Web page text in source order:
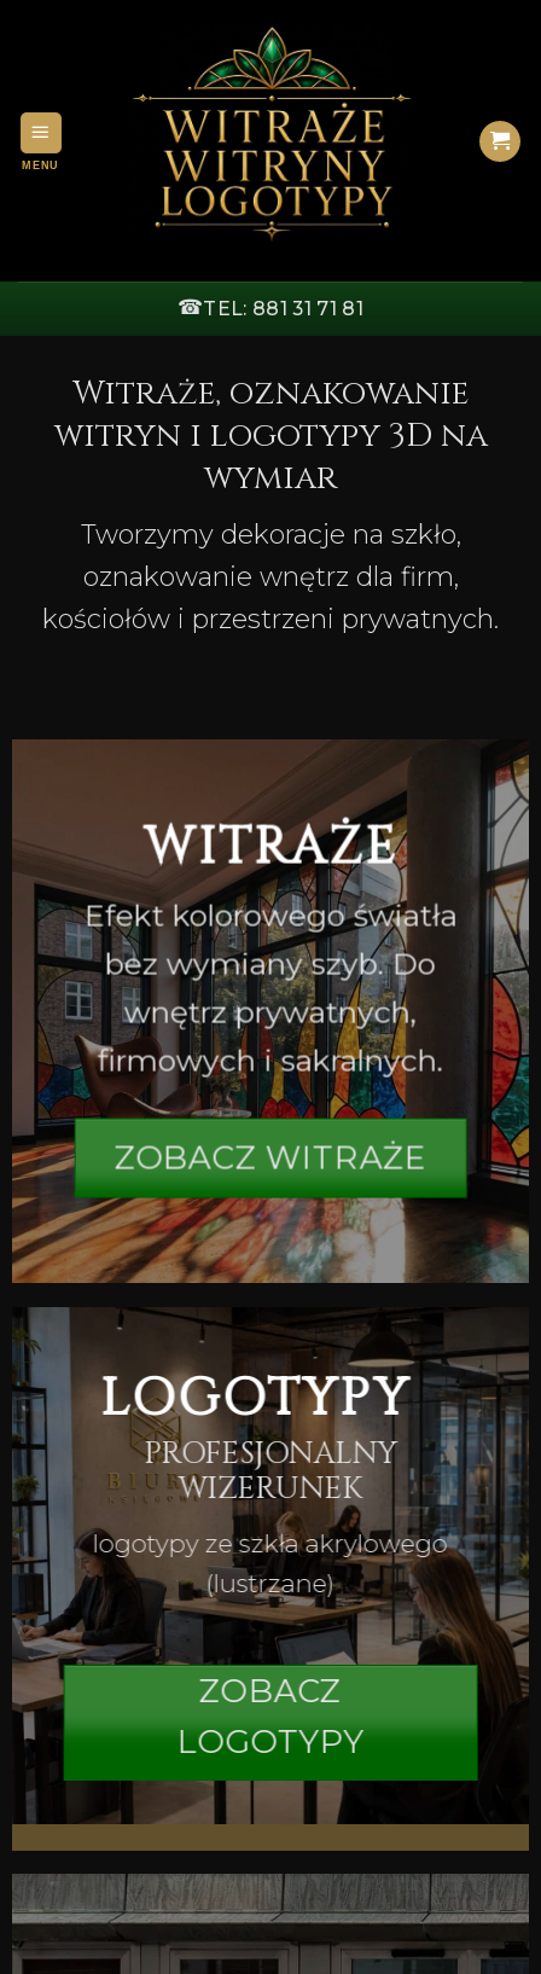
☎TEL: 881 31 71 81
Witraże, oznakowanie
witryn i logotypy 3D na
wymiar
Tworzymy dekoracje na szkło,
oznakowanie wnętrz dla firm,
kościołów i przestrzeni prywatnych.
WITRAŻE
Efekt kolorowego światła
bez wymiany szyb. Do
wnętrz prywatnych,
firmowych i sakralnych.
ZOBACZ WITRAŻE
LOGOTYPY
PROFESJONALNY
WIZERUNEK
logotypy ze szkła akrylowego
(lustrzane)
ZOBACZ
LOGOTYPY